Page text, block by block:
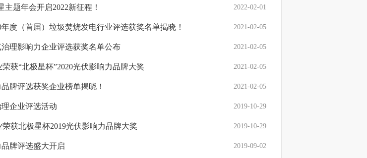
主题年会开启2022新征程！ 2022-02-01
度（首届）垃圾焚烧发电行业评选获奖名单揭晓！ 2021-02-05
理影响力企业评选获奖名单公布 2021-02-05
获“北极星杯”2020光伏影响力品牌大奖 2021-02-05
牌评选获奖企业榜单揭晓！ 2021-02-05
理企业评选活动 2019-10-29
获北极星杯2019光伏影响力品牌大奖 2019-10-29
牌评选盛大开启 2019-09-02